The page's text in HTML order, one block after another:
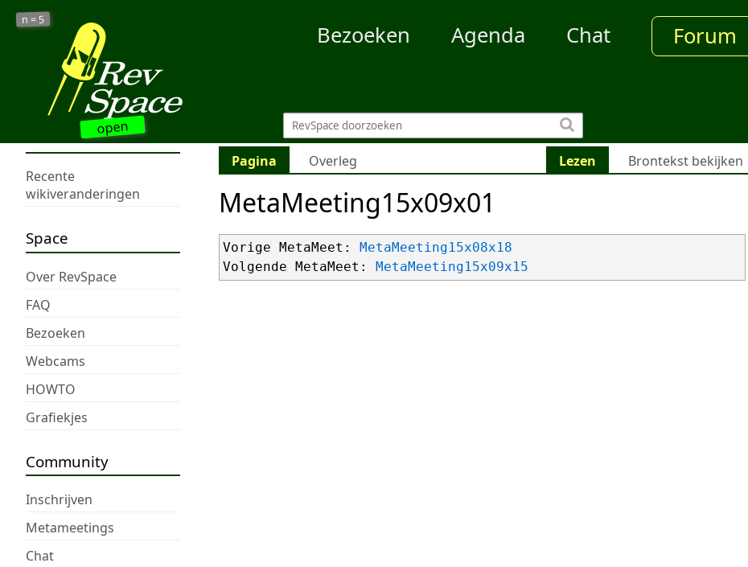
open
n = 5
Bezoeken Agenda Chat Forum
Recente
wikiveranderingen
Space
Over RevSpace
FAQ
Bezoeken
Webcams
HOWTO
Grafiekjes
Community
Inschrijven
Metameetings
Chat
Pagina Overleg Lezen Brontekst bekijken
MetaMeeting15x09x01
Vorige MetaMeet:
MetaMeeting15x08x18
Volgende MetaMeet:
MetaMeeting15x09x15